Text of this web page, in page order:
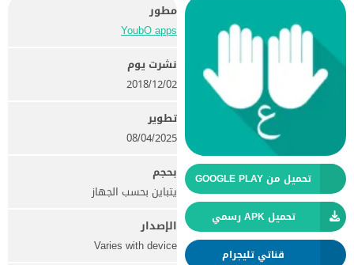
تحميل من GOOGLE PLAY
تحميل APK رسمي
قناتي تليجرام
مطور
YoubO apps‏
نشرت يوم
02‏/12‏/2018
تطوير
08/04/2025
بحجم
يتباين بحسب الجهاز
الإصدار
Varies with device